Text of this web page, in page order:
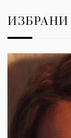
ИЗБРАНИ